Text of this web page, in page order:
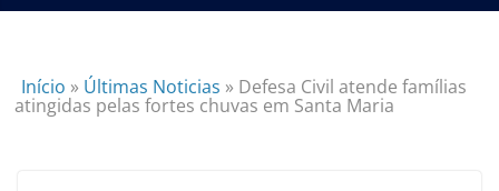
Início » Últimas Noticias » Defesa Civil atende famílias
atingidas pelas fortes chuvas em Santa Maria